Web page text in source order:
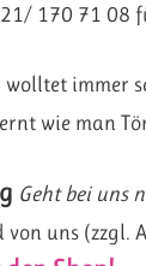
170 71 08
wolltet immer
wie man
Geht bei uns
uns (zzgl.